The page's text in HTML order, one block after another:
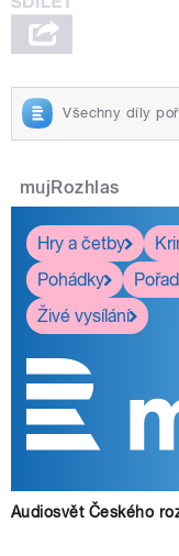
Všechny díly
mujRozhlas
Hry a četby
Pohádky
Živé vysílání
Audiosvět Českého